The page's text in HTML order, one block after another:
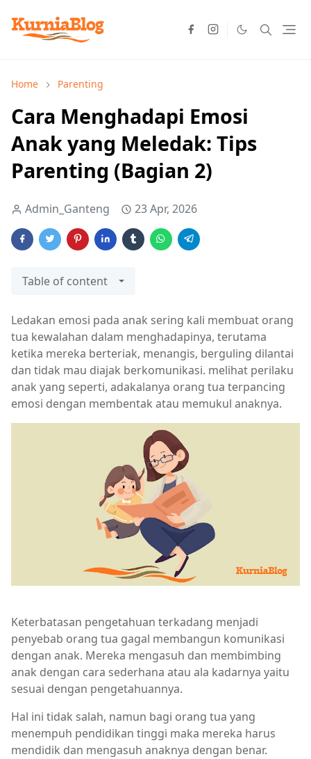
Home Parenting
Cara Menghadapi Emosi
Anak yang Meledak: Tips
Parenting (Bagian 2)
Admin_Ganteng 23 Apr, 2026
Table of content
Ledakan emosi pada anak sering kali membuat orang
tua kewalahan dalam menghadapinya, terutama
ketika mereka berteriak, menangis, berguling dilantai
dan tidak mau diajak berkomunikasi. melihat perilaku
anak yang seperti, adakalanya orang tua terpancing
emosi dengan membentak atau memukul anaknya.
Keterbatasan pengetahuan terkadang menjadi
penyebab orang tua gagal membangun komunikasi
dengan anak. Mereka mengasuh dan membimbing
anak dengan cara sederhana atau ala kadarnya yaitu
sesuai dengan pengetahuannya.
Hal ini tidak salah, namun bagi orang tua yang
menempuh pendidikan tinggi maka mereka harus
mendidik dan mengasuh anaknya dengan benar.